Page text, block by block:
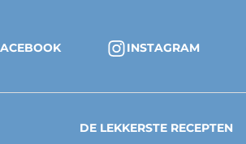
INSTAGRAM
DE LEKKERSTE RECEPTEN